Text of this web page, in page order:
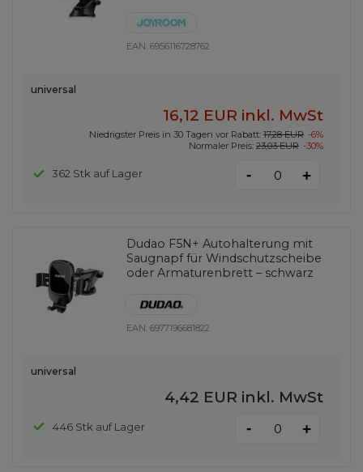
EAN:6956116728762
universal
16,12 EUR inkl. MwSt
Niedrigster Preis in 30 Tagen vor Rabatt: 17,28 EUR -6%
Normaler Preis: 23,03 EUR -30%
362 Stk auf Lager - +
Dudao F5N+ Autohalterung mit
Saugnapf für Windschutzscheibe
oder Armaturenbrett – schwarz
EAN:6977196681822
universal
4,42 EUR inkl. MwSt
446 Stk auf Lager - +